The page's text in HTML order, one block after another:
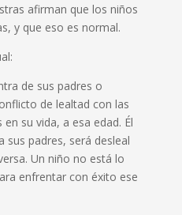
afirman que los niños
y que eso es normal.
de sus padres o
de lealtad con las
su vida, a esa edad. Él
sus padres, será desleal
Un niño no está lo
enfrentar con éxito ese